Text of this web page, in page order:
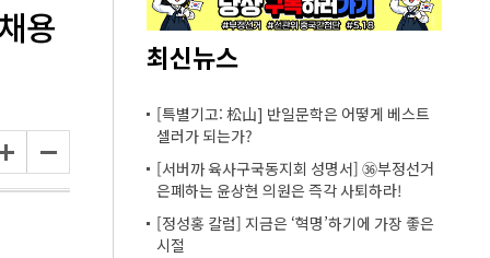
용
최신뉴스
[특별기고: 松山] 반일문학은 어떻게 베스트
셀러가 되는가?
[서버까 육사구국동지회 성명서] ㊱부정선거
은폐하는 윤상현 의원은 즉각 사퇴하라!
[정성홍 칼럼] 지금은 ‘혁명’하기에 가장 좋은
시절